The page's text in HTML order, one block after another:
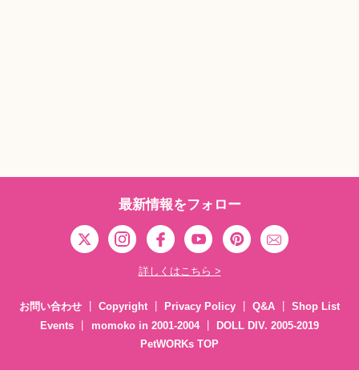
最新情報をフォロー
詳しくはこちら >
お問い合わせ Copyright Privacy Policy Q&A
Shop List
Events
momoko in 2001-2004
DOLL DIV. 2005-2019
PetWORKs TOP